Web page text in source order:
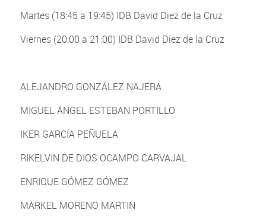
Martes (18:45 a 19:45) IDB David Diez de la Cruz
Viernes (20:00 a 21:00) IDB David Diez de la Cruz
ALEJANDRO GONZÁLEZ NAJERA
MIGUEL ÁNGEL ESTEBAN PORTILLO
IKER GARCÍA PEÑUELA
RIKELVIN DE DIOS OCAMPO CARVAJAL
ENRIQUE GÓMEZ GÓMEZ
MARKEL MORENO MARTIN